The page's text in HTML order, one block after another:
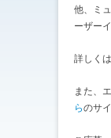
他、ミ
ーザー
詳しくは
また、
らのサ